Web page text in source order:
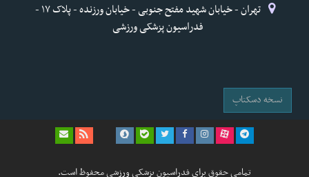
تهران - خیابان شهید مفتح جنوبی - خیابان ورزنده - پلاک ۱۷ -
فدراسیون پزشکی ورزشی
نسخه دسکتاپ
تمامی حقوق برای فدراسیون پزشکی ورزشی محفوظ است.